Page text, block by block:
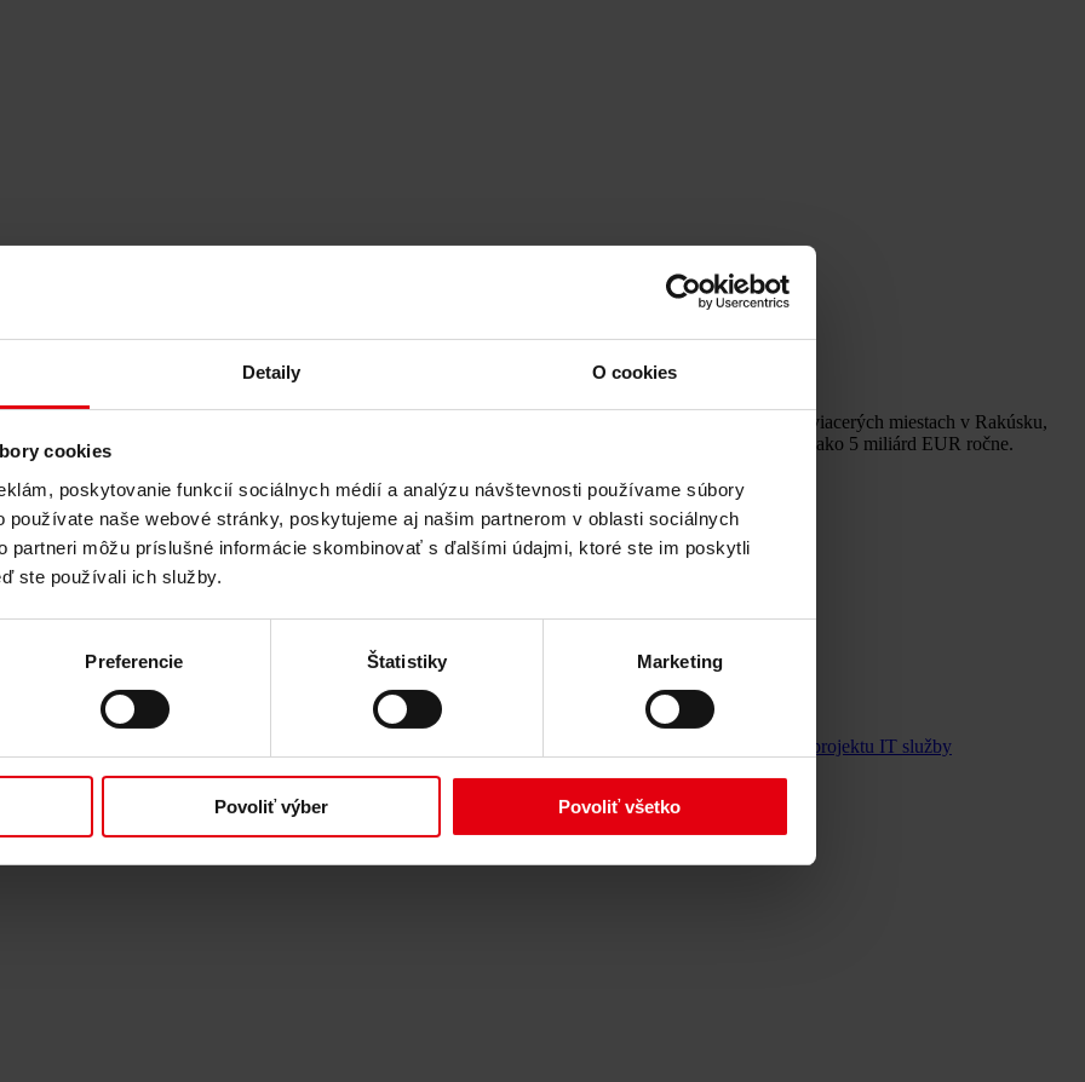
Detaily O cookies
cookies
poskytovanie funkcií sociálnych médií a analýzu návštevnosti používame súbory
používate naše webové stránky, poskytujeme aj našim partnerom v oblasti sociálnych
partneri môžu príslušné informácie skombinovať s ďalšími údajmi, ktoré ste im poskytli
ste používali ich služby.
Preferencie Štatistiky Marketing
Povoliť výber Povoliť všetko
spoločnosť s komplexným portfóliom služieb v oblasti nehnuteľností. S viac ako 400 zamestnancami na viacerých miestach v Rakúsku,
v oblasti nehnuteľností v Rakúsku, strednej a východnej Európe a Eurázii s objemom projektov viac ako 5 miliárd EUR ročne.
nástrojov a silný dôraz na životný cyklus a udržateľnosť budov.
BIM Verejné obstarávanie a zadávanie zákaziek
výstavby Riadenie spolupráce Manažment výberového konania
udržateľný rozvoj budov Monitorovanie projektu IT služby